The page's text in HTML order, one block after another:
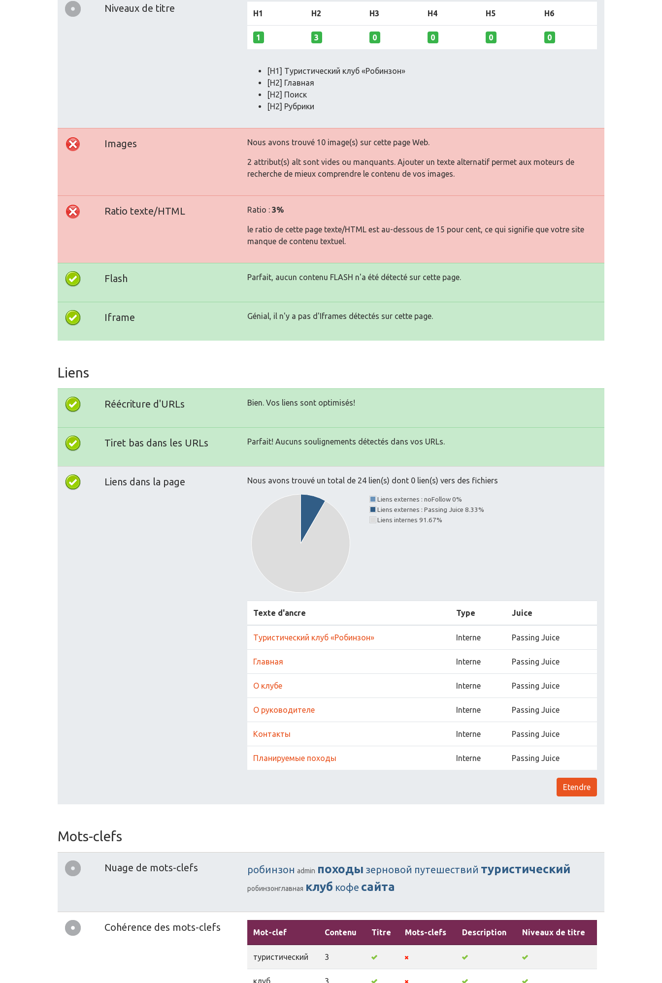
Niveaux de titre H1 H2 H3 H4 H5 H6
1 3 0 0 0 0
[H1] Туристический клуб «Робинзон»
[H2] Главная
[H2] Поиск
[H2] Рубрики
Images Nous avons trouvé 10 image(s) sur cette page Web.
2 attribut(s) alt sont vides ou manquants. Ajouter un texte alternatif permet aux moteurs de
recherche de mieux comprendre le contenu de vos images.
Ratio texte/HTML Ratio : 3%
le ratio de cette page texte/HTML est au-dessous de 15 pour cent, ce qui signifie que votre site
manque de contenu textuel.
Flash Parfait, aucun contenu FLASH n'a été détecté sur cette page.
Iframe Génial, il n'y a pas d'Iframes détectés sur cette page.
Liens
Réécriture d'URLs Bien. Vos liens sont optimisés!
Tiret bas dans les URLs Parfait! Aucuns soulignements détectés dans vos URLs.
Liens dans la page Nous avons trouvé un total de 24 lien(s) dont 0 lien(s) vers des fichiers
Liens externes : noFollow 0%
Liens externes : Passing Juice 8.33%
Liens internes 91.67%
Texte d'ancre Type Juice
Туристический клуб «Робинзон» Interne Passing Juice
Главная Interne Passing Juice
О клубе Interne Passing Juice
О руководителе Interne Passing Juice
Контакты Interne Passing Juice
Планируемые походы Interne Passing Juice
Etendre
Mots-clefs
Nuage de mots-clefs робинзон admin походы зерновой путешествий туристический
робинзонглавная клуб кофе сайта
Cohérence des mots-clefs Mot-clef Contenu Titre Mots-clefs Description Niveaux de titre
туристический 3
клуб 3